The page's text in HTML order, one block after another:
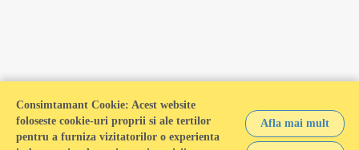
dezvoltat cu
in Bucuresti, Romania
© 2026 SDWorx Romania - Toate drepturile rezervate.
Consimtamant Cookie: Acest website
foloseste cookie-uri proprii si ale tertilor
pentru a furniza vizitatorilor o experienta
Afla mai mult